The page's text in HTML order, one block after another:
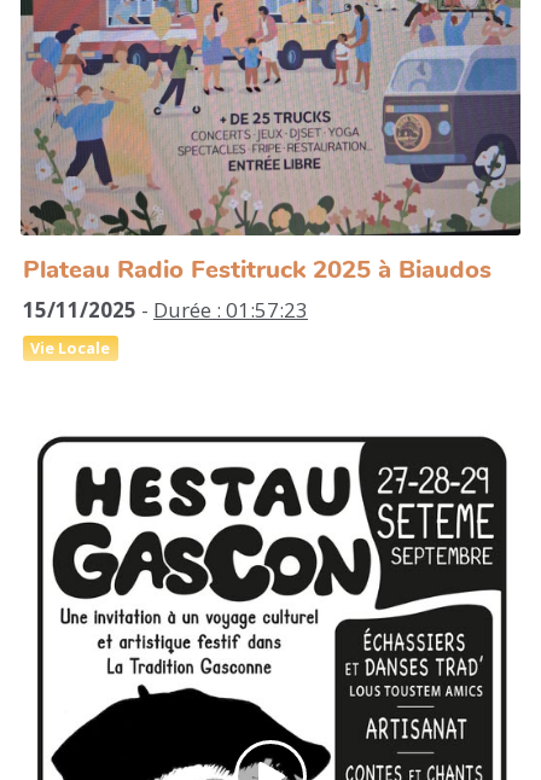
Plateau Radio Festitruck 2025 à Biaudos
15/11/2025 - Durée : 01:57:23
Vie Locale